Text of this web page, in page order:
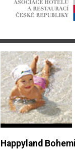
Happyland